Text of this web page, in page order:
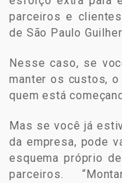
parceiros e
de São Paulo
Nesse caso, se
manter os custos,
quem está
Mas se você já
da empresa, pode
esquema próprio
parceiros.